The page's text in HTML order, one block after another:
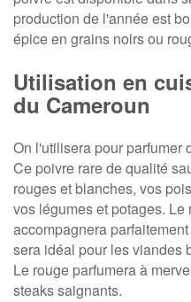
production de l'année est
épice en grains noirs ou
Utilisation en
du Cameroun
On l'utilisera pour parfumer
Ce poivre rare de qualité
rouges et blanches, vos
vos légumes et potages.
accompagnera
sera idéal pour les viandes
Le rouge parfumera à
steaks saignants.